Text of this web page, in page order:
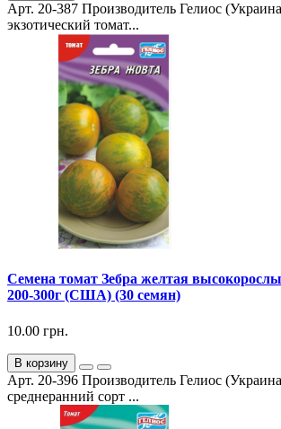
Арт. 20-387 Производитель Гелиос
экзотический томат...
Семена томат Зебра желтая
200-300г (США) (30 семян)
10.00 грн.
В корзину
Арт. 20-396 Производитель Гелиос
среднеранний сорт ...